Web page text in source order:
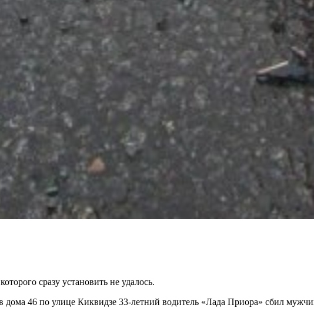
сразу установить не удалось.
46 по улице Киквидзе 33-летний водитель «Лада Приора» сбил